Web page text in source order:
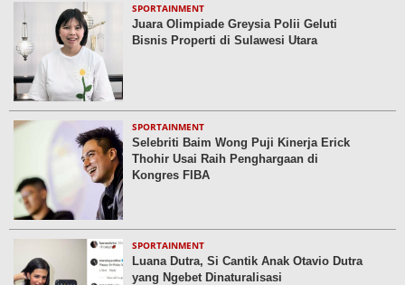
SPORTAINMENT
Juara Olimpiade Greysia Polii Geluti
Bisnis Properti di Sulawesi Utara
SPORTAINMENT
Selebriti Baim Wong Puji Kinerja Erick
Thohir Usai Raih Penghargaan di
Kongres FIBA
SPORTAINMENT
Luana Dutra, Si Cantik Anak Otavio Dutra
yang Ngebet Dinaturalisasi